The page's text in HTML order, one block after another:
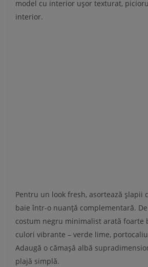
model cu interior ușor texturat,
interior.
Pentru un look fresh, asortează șlapii
baie într-o nuanță complementară.
costum negru minimalist arată foarte
culori vibrante – verde lime,
Adaugă o cămașă albă
plajă simplă.